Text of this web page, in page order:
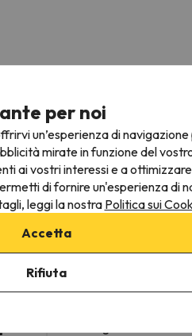
22 min Arinsal
31 min
13 min Canillo
27 min Soldeu
per noi
un’esperienza di
mirate in funzione del
ai vostri interessi e a
di fornire un'esperienza di
leggi la nostra Politica sui
Accetta
Rifiuta